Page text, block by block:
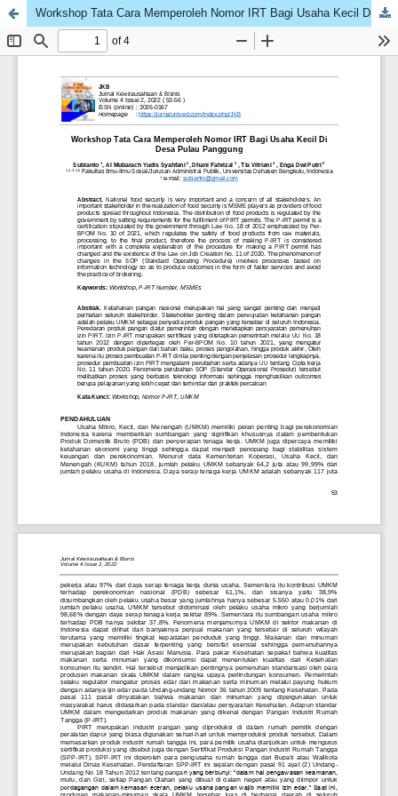
Workshop Tata Cara Memperoleh Nomor IRT Bagi Usaha Kecil Di Desa Pulau Panggung